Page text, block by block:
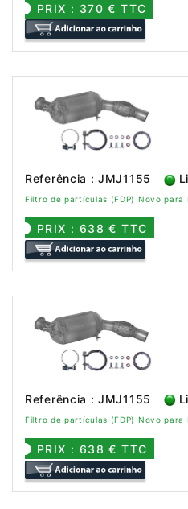
PRIX : 370 € TTC
Referência : JMJ1155
Filtro de partículas (FDP) Novo para
PRIX : 638 € TTC
Referência : JMJ1155
Filtro de partículas (FDP) Novo para
PRIX : 638 € TTC